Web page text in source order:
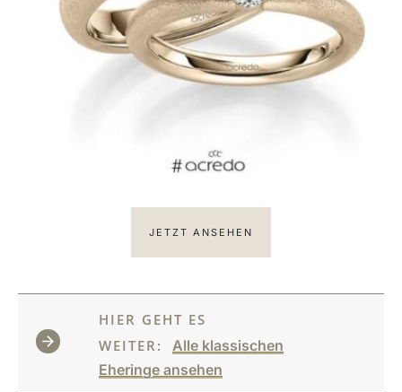
JETZT ANSEHEN
HIER GEHT ES
WEITER:
Alle klassischen
Eheringe ansehen